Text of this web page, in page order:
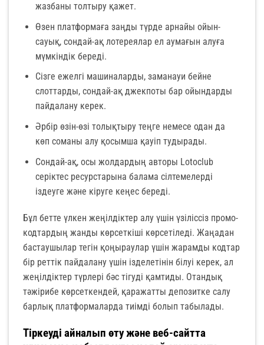
жазбаны толтыру қажет.
Өзен платформаға заңды түрде арнайы ойын-
сауық, сондай-ақ лотереялар ел аумағын алуға
мүмкіндік береді.
Сізге ежелгі машиналарды, заманауи бейне
слоттарды, сондай-ақ джекпоты бар ойындарды
пайдалану керек.
Әрбір өзін-өзі толықтыру теңге немесе одан да
көп соманы алу қосымша қауіп тудырады.
Сондай-ақ, осы жолдардың авторы Lotoclub
серіктес ресурстарына балама сілтемелерді
іздеуге және кіруге кеңес береді.
Бұл бетте үлкен жеңілдіктер алу үшін үзіліссіз промо-
кодтардың жанды көрсеткіші көрсетіледі. Жаңадан
бастаушылар тегін қоңыраулар үшін жарамды кодтар
бір реттік пайдалану үшін ізделетінін білуі керек, ал
жеңілдіктер түрлері бәс тігуді қамтиды. Отандық
тәжірибе көрсеткендей, қаражатты депозитке салу
барлық платформаларда тиімді болып табылады.
Тіркеуді айналып өту және веб-сайтта